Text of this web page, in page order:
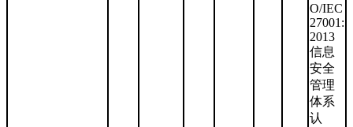
O/IEC
27001:
2013
信息
安全
管理
体系
认